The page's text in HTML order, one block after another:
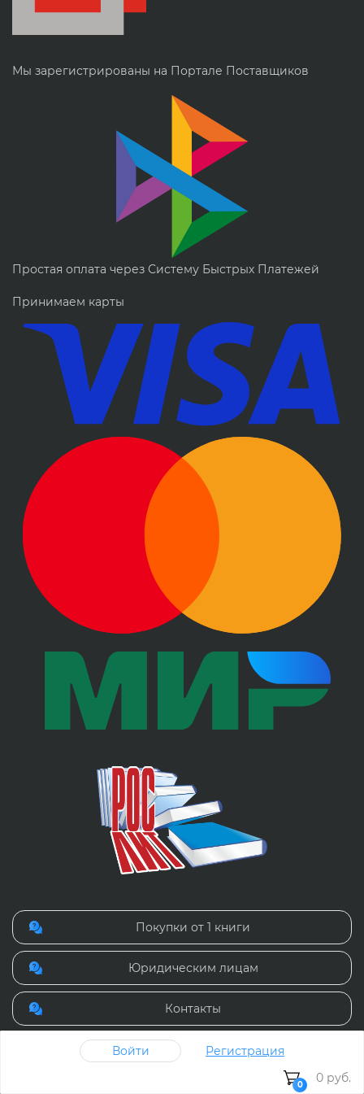
Мы зарегистрированы на Портале Поставщиков
Простая оплата через Систему Быстрых Платежей
Принимаем карты
Покупки от 1 книги
Юридическим лицам
Контакты
8 (499) 391 74 67
Войти Регистрация
0 0 руб.